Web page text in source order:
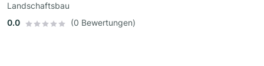
Landschaftsbau
0.0
(0 Bewertungen)